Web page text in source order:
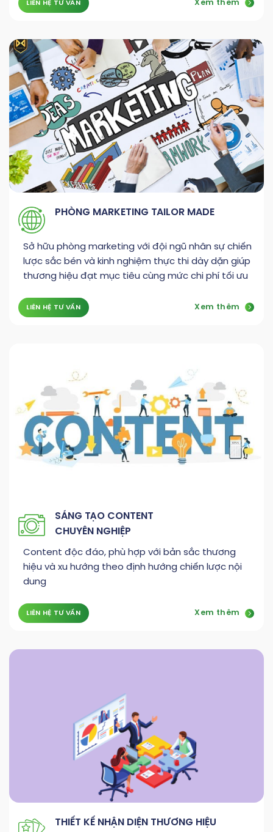
LIÊN HỆ TƯ VẤN Xem thêm
PHÒNG MARKETING TAILOR MADE
Sở hữu phòng marketing với đội ngũ nhân sự chiến
lược sắc bén và kinh nghiệm thực thi dày dặn giúp
thương hiệu đạt mục tiêu cùng mức chi phí tối ưu
LIÊN HỆ TƯ VẤN Xem thêm
SÁNG TẠO CONTENT
CHUYÊN NGHIỆP
Content độc đáo, phù hợp với bản sắc thương
hiệu và xu hướng theo định hướng chiến lược nội
dung
LIÊN HỆ TƯ VẤN Xem thêm
THIẾT KẾ NHẬN DIỆN THƯƠNG HIỆU